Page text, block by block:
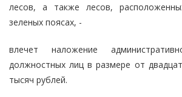
лесов, а также лесов,
зеленых поясах, -
влечет наложение
должностных лиц в размере от
тысяч рублей.